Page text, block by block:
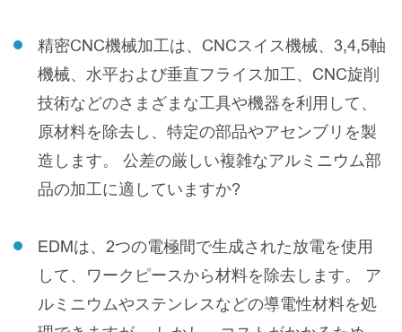
精密CNC機械加工は、CNCスイス機械、3,4,5軸
機械、水平および垂直フライス加工、CNC旋削
技術などのさまざまな工具や機器を利用して、
原材料を除去し、特定の部品やアセンブリを製
造します。 公差の厳しい複雑なアルミニウム部
品の加工に適していますか?
EDMは、2つの電極間で生成された放電を使用
して、ワークピースから材料を除去します。 ア
ルミニウムやステンレスなどの導電性材料を処